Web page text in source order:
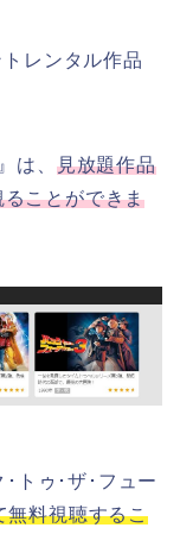
レンタル作品
は、 見放題作品
ことができま
トゥ･ザ･フュー
無料視聴するこ